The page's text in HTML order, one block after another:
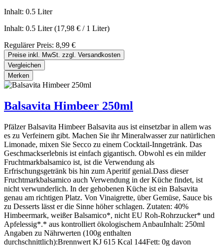
Inhalt: 0.5 Liter
Inhalt: 0.5 Liter(17,98 € / 1 Liter)
Regulärer Preis: 8,99 €
Preise inkl. MwSt. zzgl. Versandkosten
Vergleichen
Merken
Balsavita Himbeer 250ml
Pfälzer Balsavita Himbeer Balsavita aus ist einsetzbar in allem was
es zu Verfeinern gibt. Machen Sie ihr Mineralwasser zur natürlichen
Limonade, mixen Sie Secco zu einem Cocktail-Inngetränk. Das
Geschmackserlebnis ist einfach gigantisch. Obwohl es ein milder
Fruchtmarkbalsamico ist, ist die Verwendung als
Erfrischungsgetränk bis hin zum Aperitif genial.Dass dieser
Fruchtmarkbalsamico auch Verwendung in der Küche findet, ist
nicht verwunderlich. In der gehobenen Küche ist ein Balsavita
genau am richtigen Platz. Von Vinaigrette, über Gemüse, Sauce bis
zu Desserts lässt er die Sinne höher schlagen. Zutaten: 40%
Himbeermark, weißer Balsamico*, nicht EU Roh-Rohrzucker* und
Apfelessig*.* aus kontrolliert ökologischem AnbauInhalt: 250ml
Angaben zu Nährwerten (100g enthalten
durchschnittlich):Brennwert KJ 615 Kcal 144Fett: 0g davon